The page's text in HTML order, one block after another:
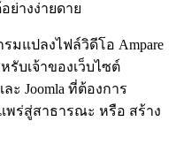
อย่างง่ายดาย
มแปลงไฟล์วิดีโอ Ampare
หรับเจ้าของเว็บไซต์
ละ Joomla ที่ต้องการ
พร่สู่สาธารณะ หรือ สร้าง